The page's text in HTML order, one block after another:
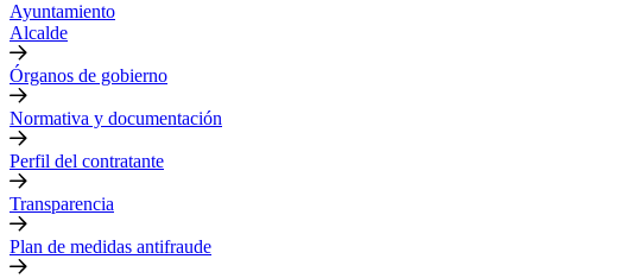
Ayuntamiento
Alcalde
Órganos de gobierno
Normativa y documentación
Perfil del contratante
Transparencia
Plan de medidas antifraude